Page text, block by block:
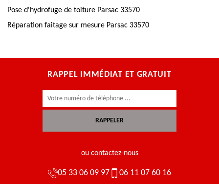
Pose d'hydrofuge de toiture Parsac 33570
Réparation faitage sur mesure Parsac 33570
RAPPEL IMMÉDIAT ET GRATUIT
ou contactez-nous
05 33 06 09 97 06 11 07 60 16